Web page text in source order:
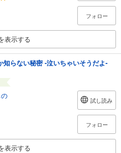
フォロー
表示する
知らない秘密 -泣いちゃいそうだよ-
試し読み
フォロー
表示する